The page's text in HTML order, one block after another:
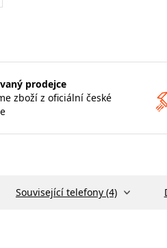
prodejce
zboží z oficiální české
Související telefony (4)